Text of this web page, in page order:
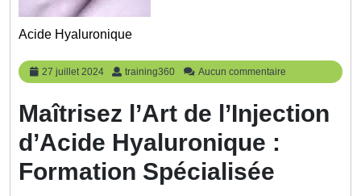
Acide Hyaluronique
27 juillet 2024
27
juillet
training360 training360
Aucun commentaire
Maîtrisez l’Art de l’Injection
d’Acide Hyaluronique :
Formation Spécialisée